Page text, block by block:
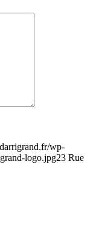
wp-
logo.jpg23 Rue